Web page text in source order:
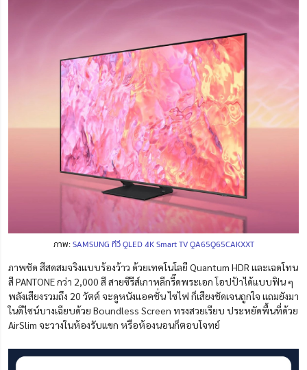
ภาพ:SAMSUNG ทีวี QLED 4K Smart TV QA65Q65CAKXXT
ภาพชัด สีสดสมจริงแบบร้องว้าว ด้วยเทคโนโลยี Quantum HDR และเฉดโทน
สี PANTONE กว่า 2,000 สี สายซีรีส์เกาหลีกรี๊ดพระเอก โอปป้าได้แบบฟิน ๆ
พลังเสียงรวมถึง 20 วัตต์ จะดูหนังแอคชั่น ไซไฟ ก็เสียงชัดเจนถูกใจ แถมยังมา
ในดีไซน์บางเฉียบด้วย Boundless Screen ทรงสวยเรียบ ประหยัดพื้นที่ด้วย
AirSlim จะวางในห้องรับแขก หรือห้องนอนก็ตอบโจทย์